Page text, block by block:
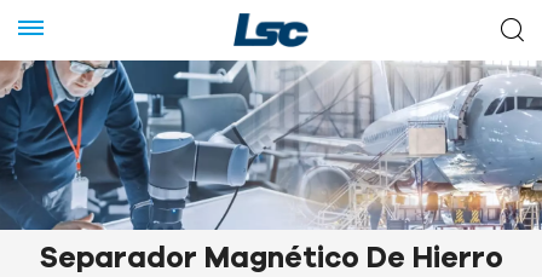
Separador Magnético De Hierro